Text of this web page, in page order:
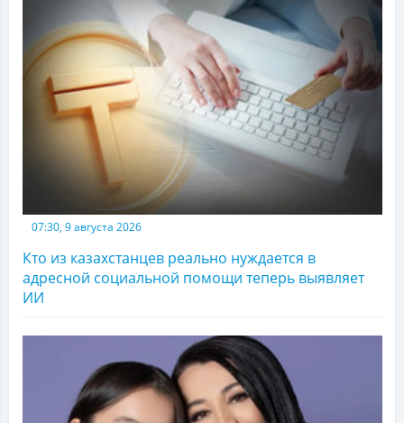
07:30, 9 августа 2026
Кто из казахстанцев реально нуждается в
адресной социальной помощи теперь выявляет
ИИ